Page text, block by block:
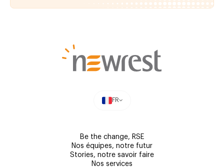
FR
Be the change, RSE
Nos équipes, notre futur
Stories, notre savoir faire
Nos services